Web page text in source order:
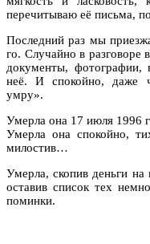
перечитываю её письма,
Последний раз мы
го. Случайно в разговоре
документы, фотографии,
неё. И спокойно, даже
умру».
Умерла она 17 июля 1996
Умерла она спокойно,
милостив…
Умерла, скопив деньги
оставив список тех
поминки.